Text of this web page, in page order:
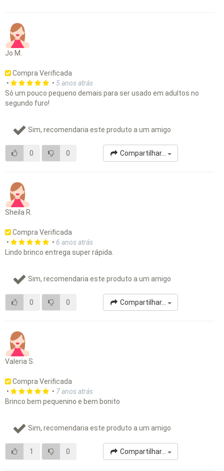
Jo M.
Compra Verificada
•
• 5 anos atrás
Só um pouco pequeno demais para ser usado em adultos no
segundo furo!
Sim, recomendaria este produto a um amigo
0 0 Compartilhar...
Sheila R.
Compra Verificada
•
• 6 anos atrás
Lindo brinco entrega super rápida.
Sim, recomendaria este produto a um amigo
0 0 Compartilhar...
Valeria S.
Compra Verificada
•
• 7 anos atrás
Brinco bem pequenino e bem bonito
Sim, recomendaria este produto a um amigo
1 0 Compartilhar...